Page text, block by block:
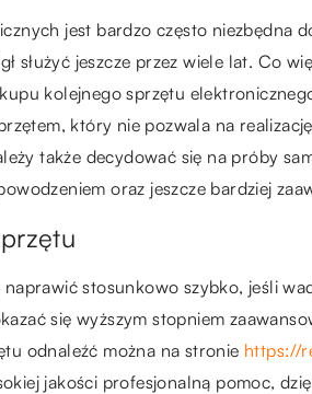
jest bardzo często niezbędna
służyć jeszcze przez wiele lat. Co
kolejnego sprzętu
który nie pozwala na
także decydować się na próby
oraz jeszcze bardziej
stosunkowo szybko, jeśli
się wyższym stopniem
odnaleźć można na stronie https://
jakości profesjonalną pomoc,